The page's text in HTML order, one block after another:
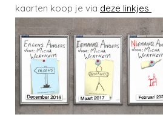
kaarten koop je via deze linkjes